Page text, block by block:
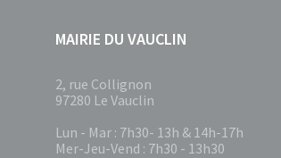
MAIRIE DU VAUCLIN
2, rue Collignon
97280 Le Vauclin
Lun - Mar : 7h30- 13h & 14h-17h
Mer-Jeu-Vend : 7h30 - 13h30